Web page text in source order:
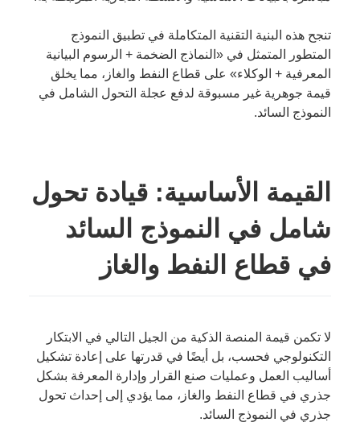
تنجح هذه البنية التقنية المتكاملة في تطبيق النموذج
المتطور المتمثل في «النماذج الضخمة + الرسوم البيانية
المعرفية + الوكلاء» على قطاع النفط والغاز، مما يخلق
قيمة جوهرية غير مسبوقة لدفع عجلة التحول الشامل في
النموذج السائد.
القيمة الأساسية: قيادة تحول
شامل في النموذج السائد
في قطاع النفط والغاز
لا تكمن قيمة المنصة الذكية من الجيل التالي في الابتكار
التكنولوجي فحسب، بل أيضًا في قدرتها على إعادة تشكيل
أساليب العمل وعمليات صنع القرار وإدارة المعرفة بشكل
جذري في قطاع النفط والغاز، مما يؤدي إلى إحداث تحول
جذري في النموذج السائد.